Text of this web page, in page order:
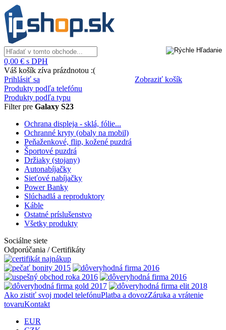
0,00 € s DPH
Váš košík zíva prázdnotou :(
Zobraziť košík
Prihlásiť sa
Produkty podľa telefónu
Produkty podľa typu
Filter pre Galaxy S23
Ochrana displeja - sklá, fólie...
Ochranné kryty (obaly na mobil)
Peňaženkové, flip, kožené puzdrá
Športové puzdrá
Držiaky (stojany)
Autonabíjačky
Sieťové nabíjačky
Power Banky
Slúchadlá a reproduktory
Káble
Ostatné príslušenstvo
Všetky produkty
Sociálne siete
Odporúčania / Certifikáty
Ako zistiť svoj model telefónuPlatba a dovozZáruka a vrátenie
tovaruKontakt
EUR